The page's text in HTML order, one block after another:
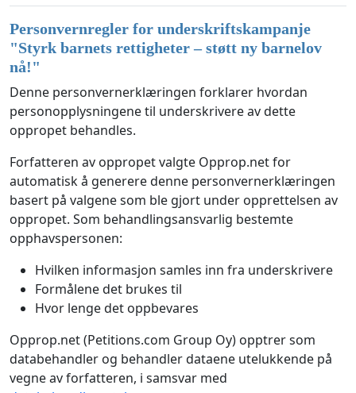
Personvernregler for underskriftskampanje
"Styrk barnets rettigheter – støtt ny barnelov
nå!"
Denne personvernerklæringen forklarer hvordan
personopplysningene til underskrivere av dette
oppropet behandles.
Forfatteren av oppropet valgte Opprop.net for
automatisk å generere denne personvernerklæringen
basert på valgene som ble gjort under opprettelsen av
oppropet. Som behandlingsansvarlig bestemte
opphavspersonen:
Hvilken informasjon samles inn fra underskrivere
Formålene det brukes til
Hvor lenge det oppbevares
Opprop.net (Petitions.com Group Oy) opptrer som
databehandler og behandler dataene utelukkende på
vegne av forfatteren, i samsvar med